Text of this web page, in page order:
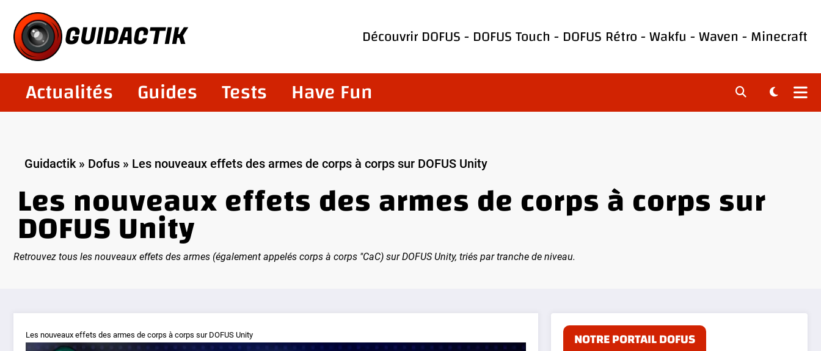
contenu
GUIDACTIK DécouvrirDOFUS-DOFUS Touch-DOFUS Rétro-Wakfu-Waven-Minecraft
Actualités Guides Tests Have Fun
Guidactik» Dofus » Les nouveaux effets des armes de corps à corps sur DOFUS Unity
Les nouveaux effets des armes de corps à corps sur
DOFUS Unity
Retrouvez tous les nouveaux effets des armes (également appelés corps à corps "CaC) sur DOFUS Unity, triés par tranche de niveau.
Les nouveaux effets des armes de corps à corps sur DOFUS Unity NOTRE PORTAIL DOFUS